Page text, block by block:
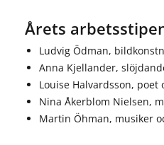
Årets
Ludvig Ödman,
Anna Kjellander,
Louise Halvardsson, poet
Nina Åkerblom Nielsen,
Martin Öhman, musiker